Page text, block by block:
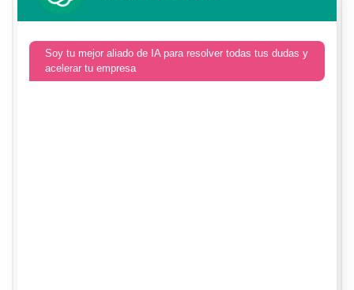
Soy tu mejor aliado de IA para resolver todas tus dudas y
acelerar tu empresa